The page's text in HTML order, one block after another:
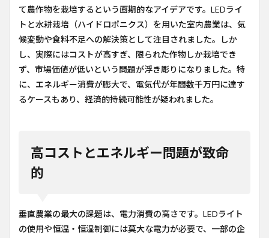
て農作物を栽培するという画期的なアイデアです。LEDライ
トと水耕栽培（ハイドロポニクス）を用いた室内農業は、気
候変動や食料不足への解決策として注目されました。しか
し、実際にはコストが高すぎ、限られた作物しか栽培でき
ず、市場価値が低いという問題が浮き彫りになりました。特
に、エネルギー消費が膨大で、電気代が年間数千万円に達す
るケースもあり、経済的持続可能性が疑われました。
高コストとエネルギー問題が致命
的
垂直農業の最大の課題は、電力消費の高さです。LEDライト
の使用や恒温・恒湿制御には莫大な電力が必要で、一部の企